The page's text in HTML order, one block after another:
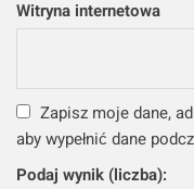
Witryna internetowa
Zapisz moje dane,
aby wypełnić dane
Podaj wynik (liczba):